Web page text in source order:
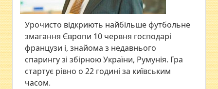
Урочисто відкриють найбільше футбольне
змагання Європи 10 червня господарі
французи і, знайома з недавнього
спарингу зі збірною України, Румунія. Гра
стартує рівно о 22 годині за київським
часом.